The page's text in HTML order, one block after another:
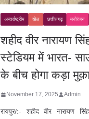
अन्तर्राष्ट्रीय खेल छत्तीसगढ़ मनोरंजन
शहीद वीर नारायण
स्टेडियम में भारत-
के बीच होगा कड़ा
November 17, 2025 Admin
रायपुर/:- शहीद वीर नारायण